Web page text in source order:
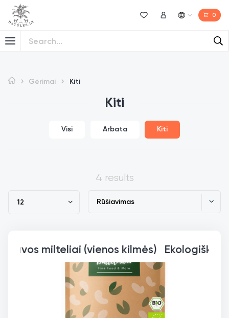
Norų sąrašas
Mano paskyra 0
Gėrimai Kiti
Kiti
Visi Arbata Kiti
4 results
Ekologiški žali